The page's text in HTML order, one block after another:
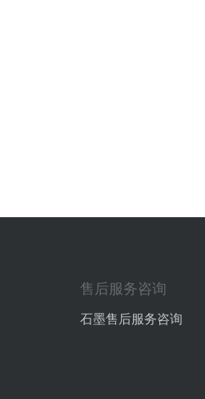
售后服务咨询
石墨售后服务咨询